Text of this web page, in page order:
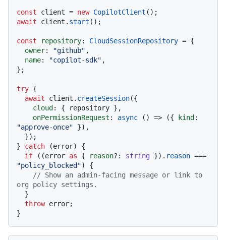
const client = new CopilotClient
await client. start ();
const repository: CloudSessionRepository = {
owner: "github" ,
name: "copilot-sdk" ,
};
try {
await client. createSession({
cloud : { repository },
onPermissionRequest : async () => ({ kind
"approve-once" }),
} catch (error) {
if ((error as { reason?: string }). reason
"policy_blocked") {
// Show an admin-facing message or link to
org policy settings.
throw error;